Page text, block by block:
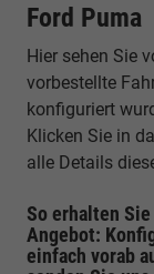
Ford Puma
Hier sehen Sie
vorbestellte
konfiguriert
Klicken Sie in
alle Details
So erhalten
Angebot:
einfach vorab